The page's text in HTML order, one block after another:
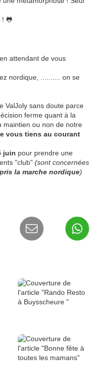
! 🐸
attendant de vous
nordique, .......... on se
ValJoly sans doute parce
ferme quant à la
maintien ou non de notre
vous tiens au courant
juin pour prendre une
"club" (sont concernées
la marche nordique)